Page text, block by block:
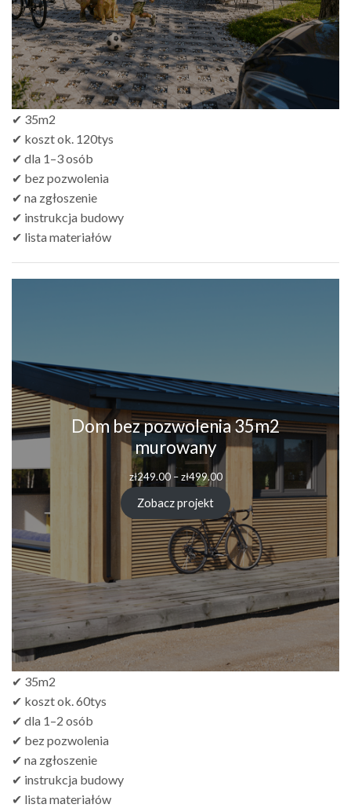
✔ 35m2
✔ koszt ok. 120tys
✔ dla 1–3 osób
✔ bez pozwolenia
✔ na zgłoszenie
✔ instrukcja budowy
✔ lista materiałów
Dom bez pozwolenia 35m2
murowany
zł249.00 – zł499.00Zakres
od
zł249.00
do
zł499.00
Zobacz projekt
✔ 35m2
✔ koszt ok. 60tys
✔ dla 1–2 osób
✔ bez pozwolenia
✔ na zgłoszenie
✔ instrukcja budowy
✔ lista materiałów